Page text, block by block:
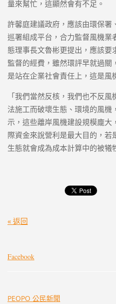
量來幫忙，這顯然會有不足。
許馨庭建議政府，應該由環保署
巡署組成平台，合力監督風機業
態理事長文魯彬更提出，應該要
監督的經費，雖然環評早就過關
是站在企業社會責任上，這是風
「我們當然反核，我們也不反
法施工而破壞生態、環境的風機
示，這些離岸風機建設規模龐大
際資金來說營利是最大目的，若
生態就會成為成本計算中的被犧
« 返回
Facebook
PEOPO 公民新聞